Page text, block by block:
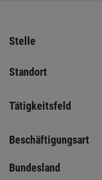
Stelle
Standort
Tätigkeitsfeld
Beschäftigungsart
Bundesland